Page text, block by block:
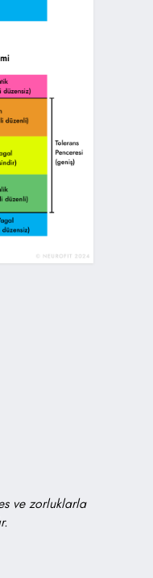
ve zorluklarla